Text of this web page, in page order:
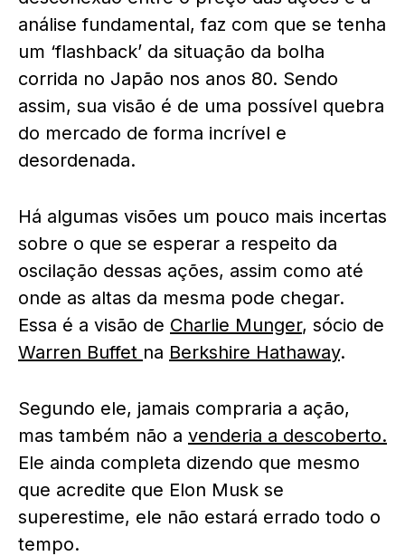
análise fundamental, faz com que se tenha
um ‘flashback’ da situação da bolha
corrida no Japão nos anos 80. Sendo
assim, sua visão é de uma possível quebra
do mercado de forma incrível e
desordenada.
Há algumas visões um pouco mais incertas
sobre o que se esperar a respeito da
oscilação dessas ações, assim como até
onde as altas da mesma pode chegar.
Essa é a visão de Charlie Munger, sócio de
Warren Buffet na Berkshire Hathaway.
Segundo ele, jamais compraria a ação,
mas também não a venderia a descoberto.
Ele ainda completa dizendo que mesmo
que acredite que Elon Musk se
superestime, ele não estará errado todo o
tempo.